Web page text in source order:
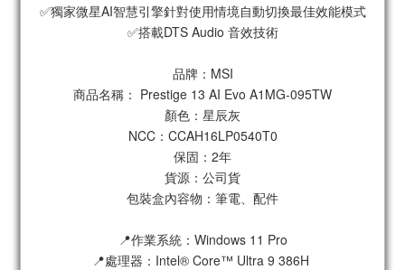
✅獨家微星AI智慧引擎針對使用情境自動切換最佳效能模式
✅搭載DTS Audio 音效技術
品牌：MSI
商品名稱： Prestige 13 AI Evo A1MG-095TW
顏色：星辰灰
NCC：CCAH16LP0540T0
保固：2年
貨源：公司貨
包裝盒內容物：筆電、配件
📍作業系統：Windows 11 Pro
📍處理器：Intel® Core™ Ultra 9 386H